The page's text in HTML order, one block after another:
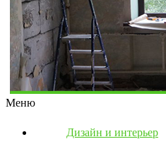
Меню
Дизайн и интерьер